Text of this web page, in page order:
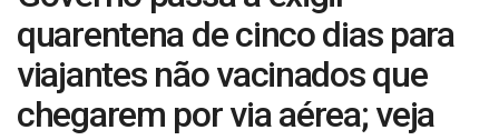
quarentena de cinco dias para
viajantes não vacinados que
chegarem por via aérea; veja